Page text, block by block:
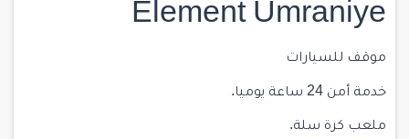
Element Ümraniye
موقف للسيارات
خدمة أمن 24 ساعة يوميا.
ملعب كرة سلة.